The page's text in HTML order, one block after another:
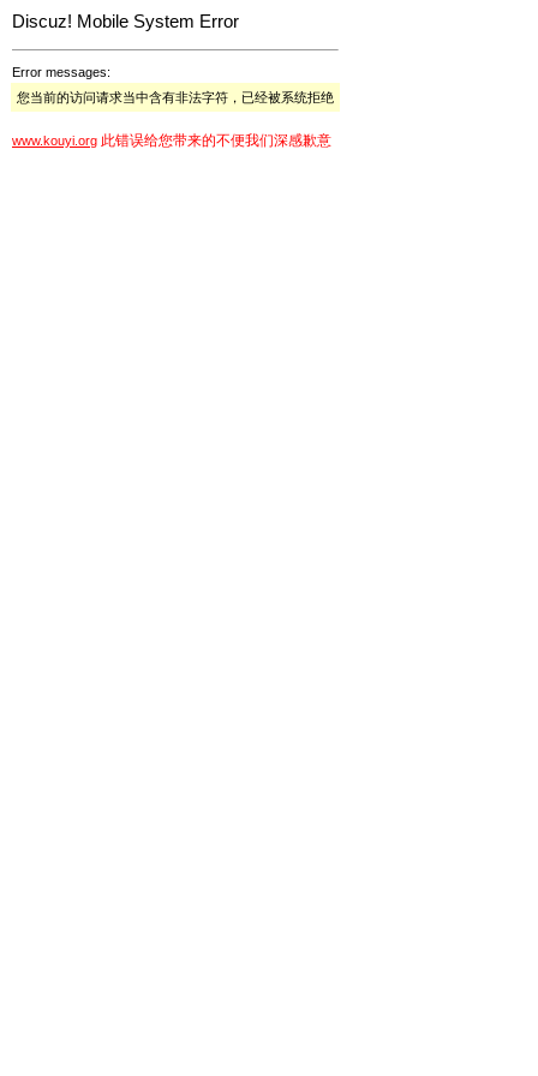
Discuz! Mobile System Error
Error messages:
您当前的访问请求当中含有非法字符，已经被系统拒绝
www.kouyi.org 此错误给您带来的不便我们深感歉意